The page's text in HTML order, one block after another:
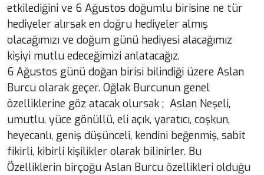
etkilediğini ve 6 Ağustos doğumlu birisine ne tür
hediyeler alırsak en doğru hediyeler almış
olacağımızı ve doğum günü hediyesi alacağımız
kişiyi mutlu edeceğimizi anlatacağız.
6 Ağustos günü doğan birisi bilindiği üzere Aslan
Burcu olarak geçer. Oğlak Burcunun genel
özelliklerine göz atacak olursak ; Aslan Neşeli,
umutlu, yüce gönüllü, eli açık, yaratıcı, coşkun,
heyecanlı, geniş düşünceli, kendini beğenmiş, sabit
fikirli, kibirli kişilikler olarak bilinirler. Bu
Özelliklerin birçoğu Aslan Burcu özellikleri olduğu